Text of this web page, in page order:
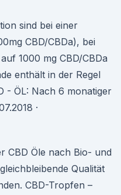
sind bei einer
CBD/CBDa), bei
1000 mg CBD/CBDa
enthält in der Regel
- ÖL: Nach 6 monatiger
·
CBD Öle nach Bio- und
Qualität
CBD-Tropfen –